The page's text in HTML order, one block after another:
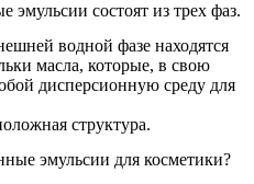
состоят из трех фаз.
водной фазе находятся
масла, которые, в свою
дисперсионную среду для
структура.
эмульсии для косметики?